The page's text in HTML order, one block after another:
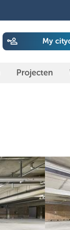
My
Projecten